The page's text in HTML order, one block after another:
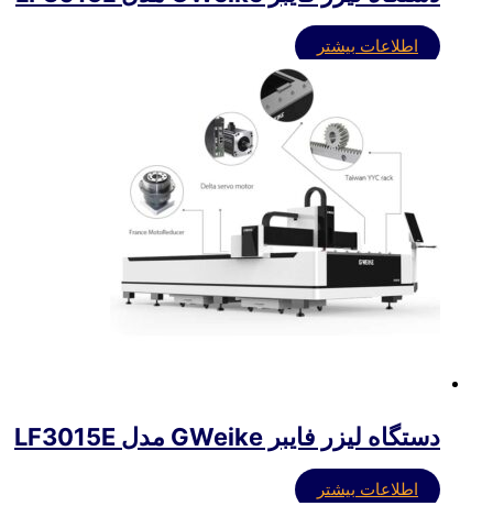
اطلاعات بیشتر
دستگاه لیزر فایبر GWeike مدل LF3015E
اطلاعات بیشتر